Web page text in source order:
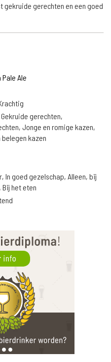
gerechten en een goed
Pale Ale
gerechten,
Jonge en romige kazen,
kazen
In goed gezelschap, Alleen, bij
Bij het eten